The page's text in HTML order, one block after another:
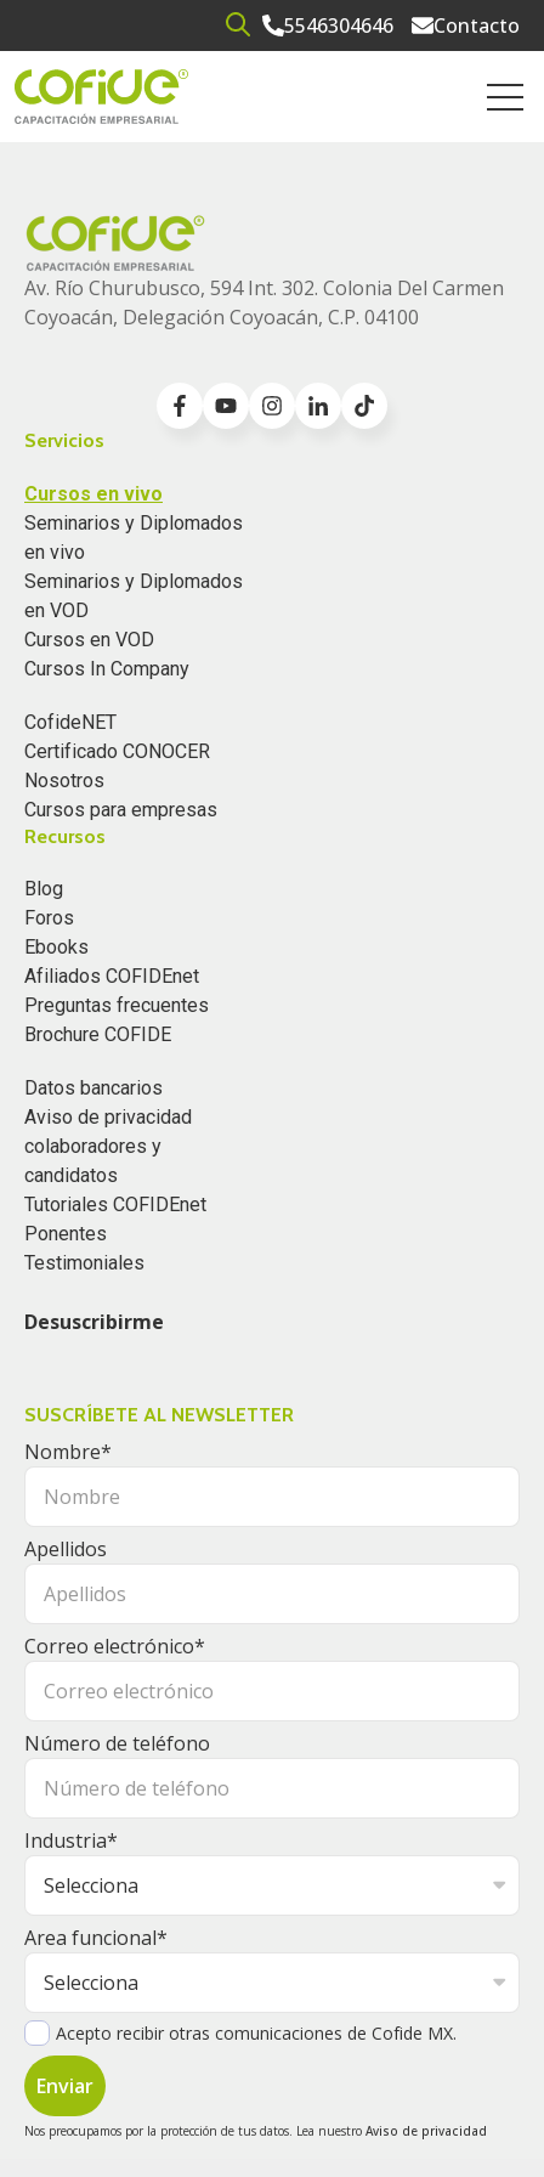
Open search5546304646 Contacto
Av. Río Churubusco, 594 Int. 302. Colonia Del Carmen
Coyoacán, Delegación Coyoacán, C.P. 04100
Servicios
Cursos en vivo
Seminarios y Diplomados
en vivo
Seminarios y Diplomados
en VOD
Cursos en VOD
Cursos In Company
CofideNET
Certificado CONOCER
Nosotros
Cursos para empresas
Recursos
Blog
Foros
Ebooks
Afiliados COFIDEnet
Preguntas frecuentes
Brochure COFIDE
Datos bancarios
Aviso de privacidad
colaboradores y
candidatos
Tutoriales COFIDEnet
Ponentes
Testimoniales
Desuscribirme
SUSCRÍBETE AL NEWSLETTER
Nombre*
Apellidos
Correo electrónico*
Número de teléfono
Industria*
Area funcional*
Acepto recibir otras comunicaciones de Cofide MX.
Nos preocupamos por la protección de tus datos. Lea nuestro Aviso de privacidad